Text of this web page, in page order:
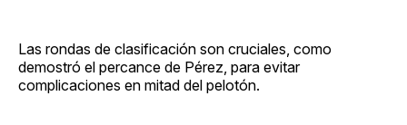
Las rondas de clasificación son cruciales, como
demostró el percance de Pérez, para evitar
complicaciones en mitad del pelotón.